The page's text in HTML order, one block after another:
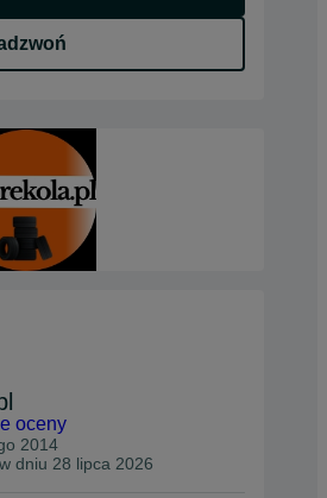
oceny
2014
dniu 28 lipca 2026